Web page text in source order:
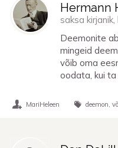
Hermann
saksa
Deemonite
mingeid
võib oma
oodata, kui
MariHeleen deemon